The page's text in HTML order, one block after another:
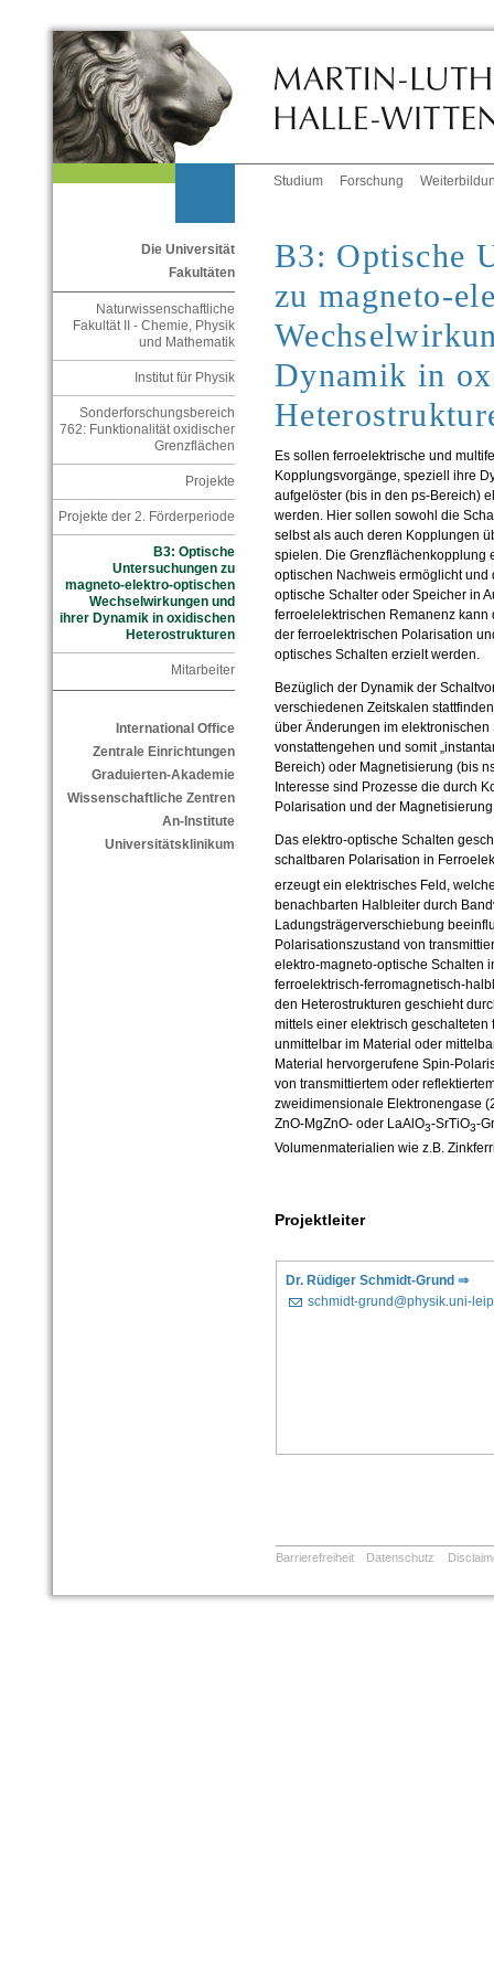
Studium Forschung
Die Universität
Fakultäten
Naturwissenschaftliche
Fakultät II - Chemie, Physik
und Mathematik
Institut für Physik
Sonderforschungsbereich
762: Funktionalität oxidischer
Grenzflächen
Projekte
Projekte der 2. Förderperiode
B3: Optische
Untersuchungen zu
magneto-elektro-optischen
Wechselwirkungen und
ihrer Dynamik in oxidischen
Heterostrukturen
Mitarbeiter
International Office
Zentrale Einrichtungen
Graduierten-Akademie
Wissenschaftliche Zentren
An-Institute
Universitätsklinikum
B3: Optische
zu magneto-
Dynamik in
Es sollen ferroelektrische und
Kopplungsvorgänge, speziell ihre
aufgelöster (bis in den ps-Bereich)
werden. Hier sollen sowohl die
selbst als auch deren Kopplungen
spielen. Die Grenzflächenkopplung
optischen Nachweis ermöglicht
optische Schalter oder Speicher in
ferroelelektrischen Remanenz
der ferroelektrischen Polarisation
optisches Schalten erzielt werden.
Bezüglich der Dynamik der
verschiedenen Zeitskalen
über Änderungen im
vonstattengehen und somit
Bereich) oder Magnetisierung (bis
Interesse sind Prozesse die durch
Polarisation und der
Das elektro-optische Schalten
schaltbaren Polarisation in
erzeugt ein elektrisches Feld,
benachbarten Halbleiter durch
Ladungsträgerverschiebung
Polarisationszustand von
elektro-magneto-optische Schalten
ferroelektrisch-ferromagnetisch-
den Heterostrukturen geschieht
mittels einer elektrisch
unmittelbar im Material oder
Material hervorgerufene Spin-
von transmittiertem oder
zweidimensionale Elektronengase
ZnO-MgZnO- oder LaAlO3-SrTiO3-
Volumenmaterialien wie z.B.
Projektleiter
Dr. Rüdiger Schmidt-Grund ⇒
schmidt-grund@physik.uni-
Barrierefreiheit Datenschutz